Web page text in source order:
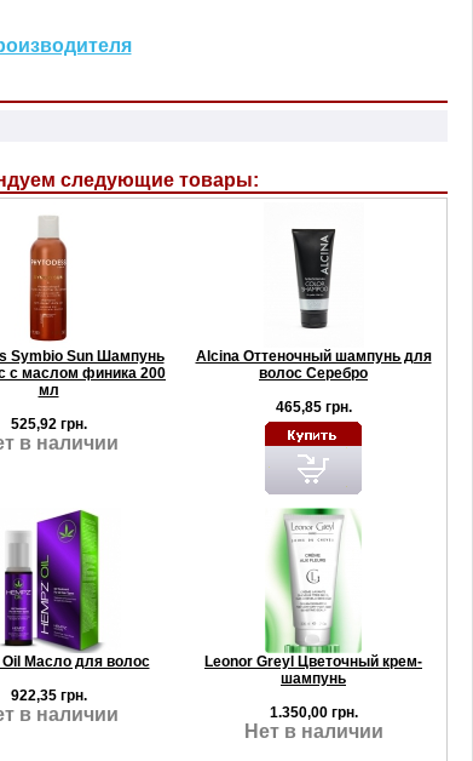
следующие товары:
Symbio Sun Шампунь
с маслом финика 200
мл
525,92 грн.
в наличии
Alcina Оттеночный шампунь для
волос Серебро
465,85 грн.
Oil Масло для волос
922,35 грн.
в наличии
Leonor Greyl Цветочный крем-
шампунь
1.350,00 грн.
Нет в наличии